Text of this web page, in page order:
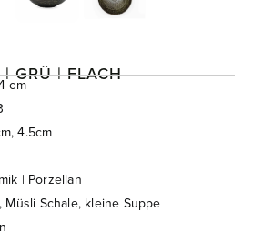
GRÜ | FLACH
cm
4.5cm
| Porzellan
Müsli Schale, kleine Suppe